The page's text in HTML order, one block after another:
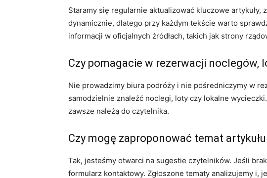
Staramy się regularnie aktualizować kluczowe
dynamicznie, dlatego przy każdym tekście warto
informacji w oficjalnych źródłach, takich jak strony
Czy pomagacie w rezerwacji noclegów,
Nie prowadzimy biura podróży i nie pośredniczymy w
samodzielnie znaleźć noclegi, loty czy lokalne
zawsze należą do czytelnika.
Czy mogę zaproponować temat
Tak, jesteśmy otwarci na sugestie czytelników. Jeśli
formularz kontaktowy. Zgłoszone tematy analizujemy